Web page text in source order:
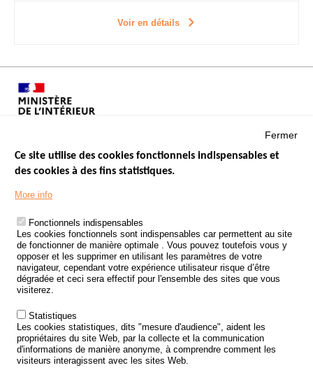
Voir en détails
Menu
Footer
LES SITES PUBLICS
ÉTAT DE L’INSÉCURITÉ ROUTIÈRE
TRAITEMENT DES DONNÉES PERSONNELLES DES ACCIDENTS DE
LA ROUTE
ETUDES ET RECHERCHES
APPEL À PROJETS
POLITIQUE DE SÉCURITÉ ROUTIÈRE
Outils
AGENDA
Fermer
Ce site utilise des cookies fonctionnels indispensables et
des cookies à des fins statistiques.
More info
Fonctionnels indispensables
Les cookies fonctionnels sont indispensables car permettent au site
de fonctionner de manière optimale . Vous pouvez toutefois vous y
opposer et les supprimer en utilisant les paramètres de votre
navigateur, cependant votre expérience utilisateur risque d’être
dégradée et ceci sera effectif pour l'ensemble des sites que vous
visiterez.
Statistiques
Les cookies statistiques, dits "mesure d'audience", aident les
propriétaires du site Web, par la collecte et la communication
d'informations de manière anonyme, à comprendre comment les
visiteurs interagissent avec les sites Web.